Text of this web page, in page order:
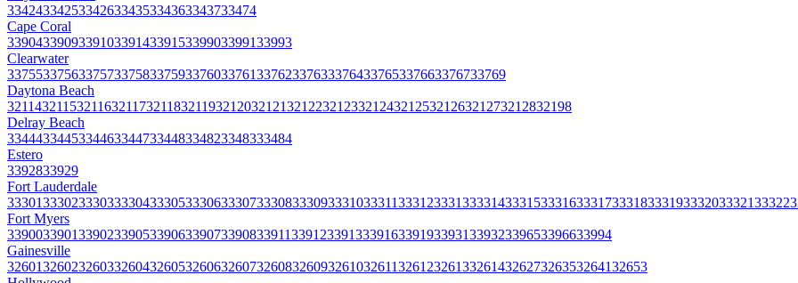
33424334253342633435334363343733474
Cape Coral
3390433909339103391433915339903399133993
Clearwater
3375533756337573375833759337603376133762337633376433765337663376733769
Daytona Beach
32114321153211632117321183211932120321213212232123321243212532126321273212832198
Delray Beach
3344433445334463344733448334823348333484
Estero
3392833929
Fort Lauderdale
33301333023330333304333053330633307333083330933310333113331233313333143331533316333173331833319333203332133322
Fort Myers
3390033901339023390533906339073390833911339123391333916339193393133932339653396633994
Gainesville
326013260232603326043260532606326073260832609326103261132612326133261432627326353264132653